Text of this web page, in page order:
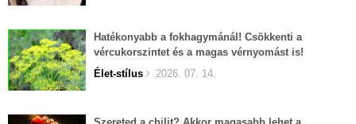
Hatékonyabb a fokhagymánál! Csökkenti a
vércukorszintet és a magas vérnyomást is!
Élet-stílus
2026. 07. 14.